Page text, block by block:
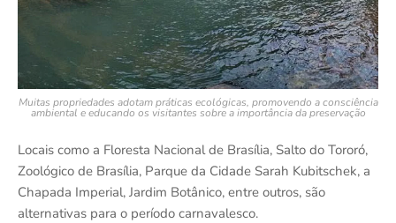
Muitas propriedades adotam práticas ecológicas, promovendo a consciência
ambiental e educando os visitantes sobre a importância da preservação
Locais como a Floresta Nacional de Brasília, Salto do Tororó,
Zoológico de Brasília, Parque da Cidade Sarah Kubitschek, a
Chapada Imperial, Jardim Botânico, entre outros, são
alternativas para o período carnavalesco.